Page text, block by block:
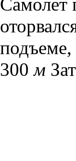
подъеме,
300м